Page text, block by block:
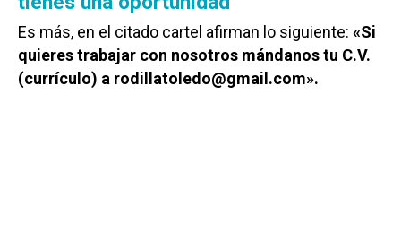
Es más, en el citado cartel afirman lo siguiente: «Si
quieres trabajar con nosotros mándanos tu C.V.
(currículo) a rodillatoledo@gmail.com».